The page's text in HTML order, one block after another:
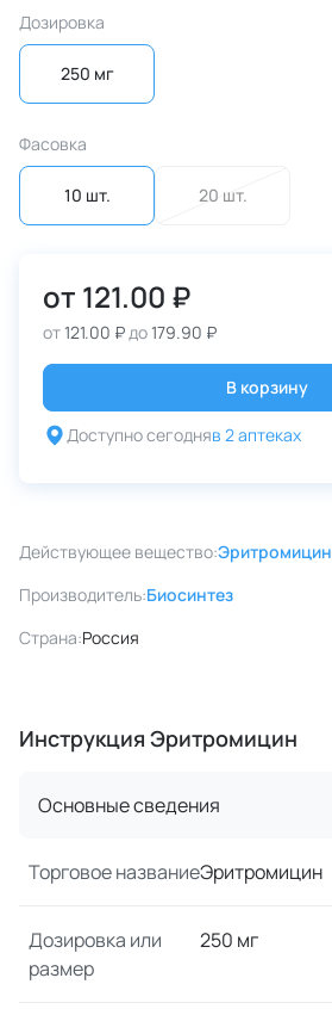
Дозировка
250 мг
Фасовка
10 шт. 20 шт.
от 121.00 ₽
от121.00 ₽до179.90 ₽
В корзину
Доступно сегодняв 2 аптеках
Действующее вещество:Эритромицин
Производитель:Биосинтез
Страна:Россия
Инструкция Эритромицин
Основные сведения
Торговое названиеЭритромицин
Дозировка или
размер
250 мг